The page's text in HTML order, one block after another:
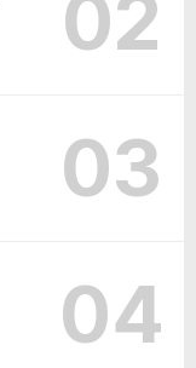
02
03
04